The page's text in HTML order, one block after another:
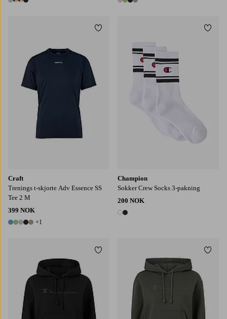
4 farger 4 farger
Craft
Trenings t-skjorte Adv Essence SS
Tee 2 M
399 NOK
6 farger
+1
Legg til favoritter
Champion
Sokker Crew Socks 3-pakning
200 NOK
2 farger
39/42
Legg til favoritter